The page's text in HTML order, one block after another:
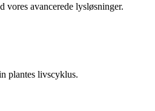
vores avancerede lysløsninger.
plantes livscyklus.